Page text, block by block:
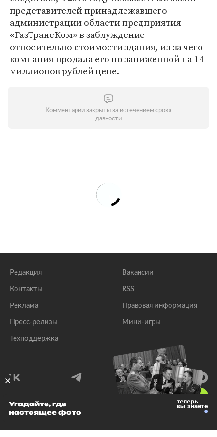
представителей принадлежавшего
администрации области предприятия
«ГазТрансКом» в заблуждение
относительно стоимости здания, из-за чего
компания продала его по заниженной на 14
миллионов рублей цене.
Комментарии закрыты за истечением срока
давности
Редакция
Контакты
Реклама
Пресс-релизы
Техподдержка
Вакансии
RSS
Правовая информация
Мини-игры
© 1999–2026 Все права защищены.
Угадайте, где
настоящее фото